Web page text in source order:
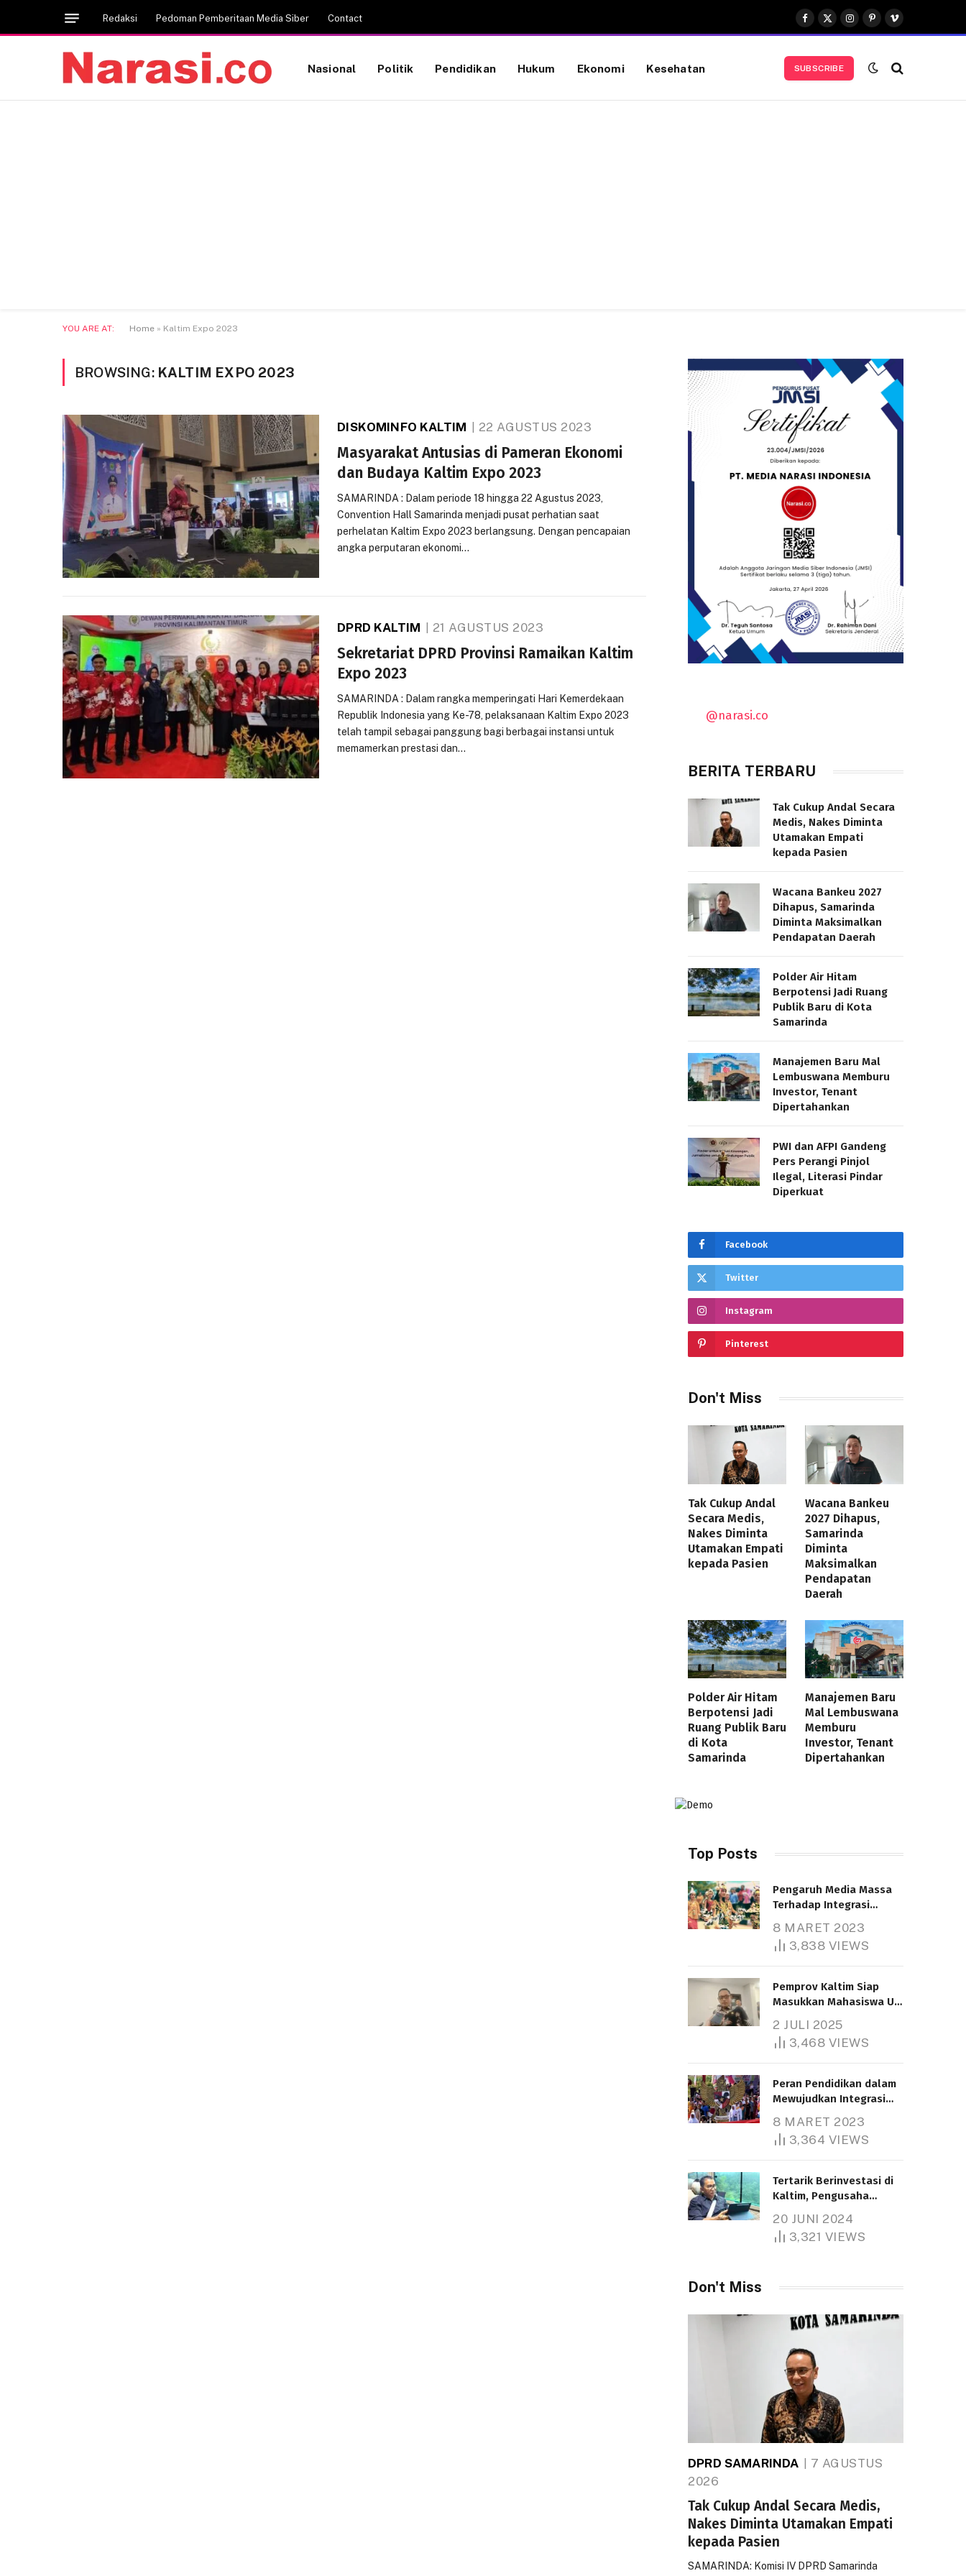
Redaksi Pedoman Pemberitaan Media Siber Contact
Facebook
X
(Twitter)
Instagram
Pinterest
Vimeo
Nasional Politik Pendidikan Hukum Ekonomi Kesehatan SUBSCRIBE
YOU ARE AT: Home » Kaltim Expo 2023
BROWSING: KALTIM EXPO 2023
DISKOMINFO KALTIM 22 AGUSTUS 2023
Masyarakat Antusias di Pameran Ekonomi
dan Budaya Kaltim Expo 2023
SAMARINDA : Dalam periode 18 hingga 22 Agustus 2023,
Convention Hall Samarinda menjadi pusat perhatian saat
perhelatan Kaltim Expo 2023 berlangsung. Dengan pencapaian
angka perputaran ekonomi…
DPRD KALTIM 21 AGUSTUS 2023
Sekretariat DPRD Provinsi Ramaikan Kaltim
Expo 2023
SAMARINDA : Dalam rangka memperingati Hari Kemerdekaan
Republik Indonesia yang Ke-78, pelaksanaan Kaltim Expo 2023
telah tampil sebagai panggung bagi berbagai instansi untuk
memamerkan prestasi dan…
@narasi.co
BERITA TERBARU
Tak Cukup Andal Secara
Medis, Nakes Diminta
Utamakan Empati
kepada Pasien
Wacana Bankeu 2027
Dihapus, Samarinda
Diminta Maksimalkan
Pendapatan Daerah
Polder Air Hitam
Berpotensi Jadi Ruang
Publik Baru di Kota
Samarinda
Manajemen Baru Mal
Lembuswana Memburu
Investor, Tenant
Dipertahankan
PWI dan AFPI Gandeng
Pers Perangi Pinjol
Ilegal, Literasi Pindar
Diperkuat
Facebook
Twitter
Instagram
Pinterest
Don't Miss
Tak Cukup Andal
Secara Medis,
Nakes Diminta
Utamakan Empati
kepada Pasien
Wacana Bankeu
2027 Dihapus,
Samarinda
Diminta
Maksimalkan
Pendapatan
Daerah
Polder Air Hitam
Berpotensi Jadi
Ruang Publik Baru
di Kota
Samarinda
Manajemen Baru
Mal Lembuswana
Memburu
Investor, Tenant
Dipertahankan
Top Posts
Pengaruh Media Massa
Terhadap Integrasi
8 MARET 2023
3,838 VIEWS
Pemprov Kaltim Siap
Masukkan Mahasiswa UT
Bantuan Pendidikan
Gratispol
2 JULI 2025
3,468 VIEWS
Peran Pendidikan dalam
Mewujudkan Integrasi
8 MARET 2023
3,364 VIEWS
Tertarik Berinvestasi di
Kaltim, Pengusaha
1.000 Hektare
20 JUNI 2024
3,321 VIEWS
Don't Miss
DPRD SAMARINDA
7 AGUSTUS
2026
Tak Cukup Andal Secara Medis,
Nakes Diminta Utamakan Empati
kepada Pasien
SAMARINDA: Komisi IV DPRD Samarinda